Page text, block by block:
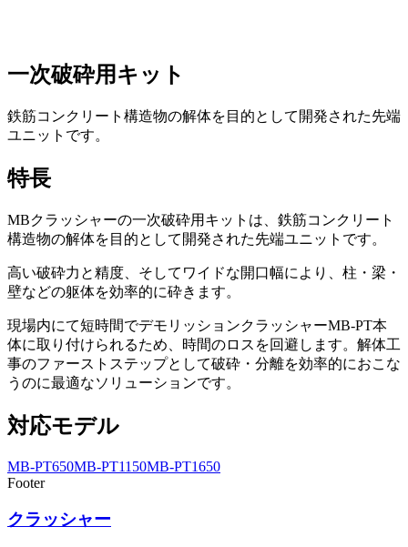
一次破砕用キット
鉄筋コンクリート構造物の解体を目的として開発された先端
ユニットです。
特長
MBクラッシャーの一次破砕用キットは、鉄筋コンクリート
構造物の解体を目的として開発された先端ユニットです。
高い破砕力と精度、そしてワイドな開口幅により、柱・梁・
壁などの躯体を効率的に砕きます。
現場内にて短時間でデモリッションクラッシャーMB-PT本
体に取り付けられるため、時間のロスを回避します。解体工
事のファーストステップとして破砕・分離を効率的におこな
うのに最適なソリューションです。
対応モデル
MB-PT650MB-PT1150MB-PT1650
Footer
クラッシャー